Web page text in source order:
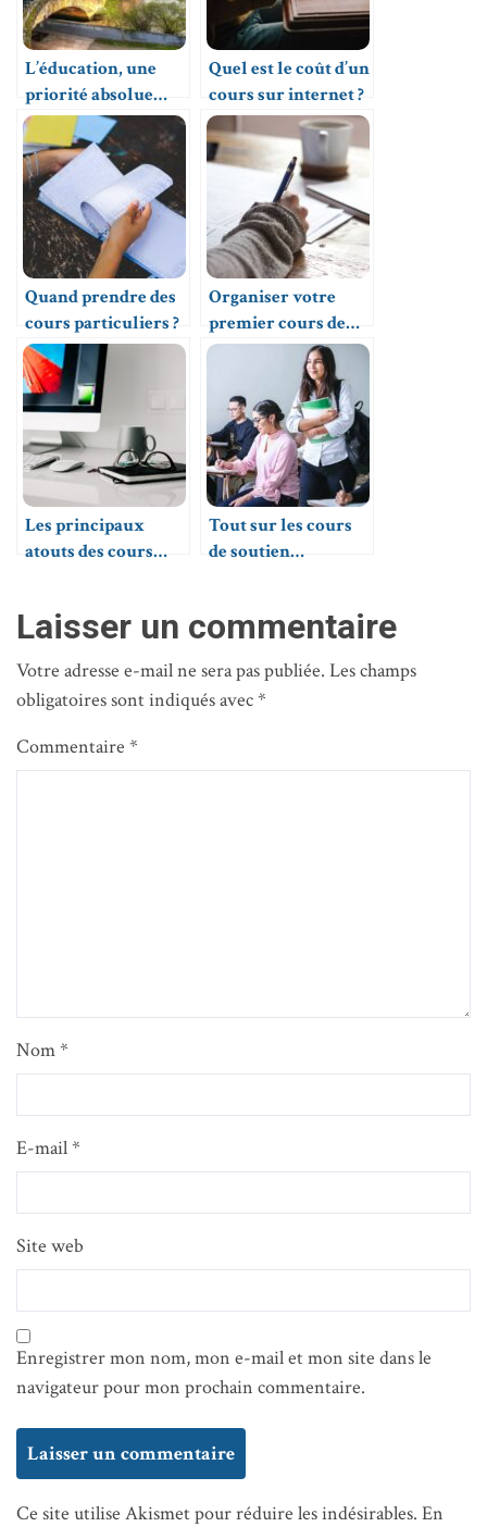
L’éducation, une
priorité absolue
pour les Bordelais
Quel est le coût d’un
cours sur internet ?
Quand prendre des
cours particuliers ?
Organiser votre
premier cours de
soutien
Les principaux
atouts des cours
Tout sur les cours
de soutien
Laisser un commentaire
Votre adresse e-mail ne sera pas publiée. Les champs
obligatoires sont indiqués avec*
Commentaire *
Nom*
E-mail*
Site web
Enregistrer mon nom, mon e-mail et mon site dans le
navigateur pour mon prochain commentaire.
Ce site utilise Akismet pour réduire les indésirables. En